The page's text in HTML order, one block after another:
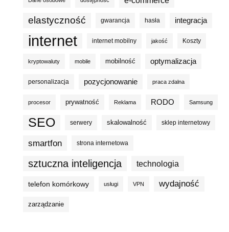
elastyczność gwarancja hasła integracja
internet internet mobilny jakość Koszty
kryptowaluty mobile mobilność optymalizacja
personalizacja pozycjonowanie praca zdalna
procesor prywatność Reklama RODO Samsung
SEO serwery skalowalność sklep internetowy
smartfon strona internetowa
sztuczna inteligencja technologia
telefon komórkowy usługi VPN wydajność
zarządzanie